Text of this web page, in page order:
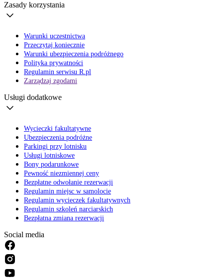
Zasady korzystania
Warunki uczestnictwa
Przeczytaj koniecznie
Warunki ubezpieczenia podróżnego
Polityka prywatności
Regulamin serwisu R.pl
Zarządzaj zgodami
Usługi dodatkowe
Wycieczki fakultatywne
Ubezpieczenia podróżne
Parkingi przy lotnisku
Usługi lotniskowe
Bony podarunkowe
Pewność niezmiennej ceny
Bezpłatne odwołanie rezerwacji
Regulamin miejsc w samolocie
Regulamin wycieczek fakultatywnych
Regulamin szkoleń narciarskich
Bezpłatna zmiana rezerwacji
Social media